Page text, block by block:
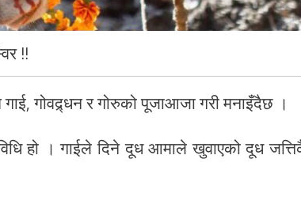
!!
गोवद्र्धन र गोरुको पूजाआजा गरी मनाइँदैछ ।
हो । गाईले दिने दूध आमाले खुवाएको दूध